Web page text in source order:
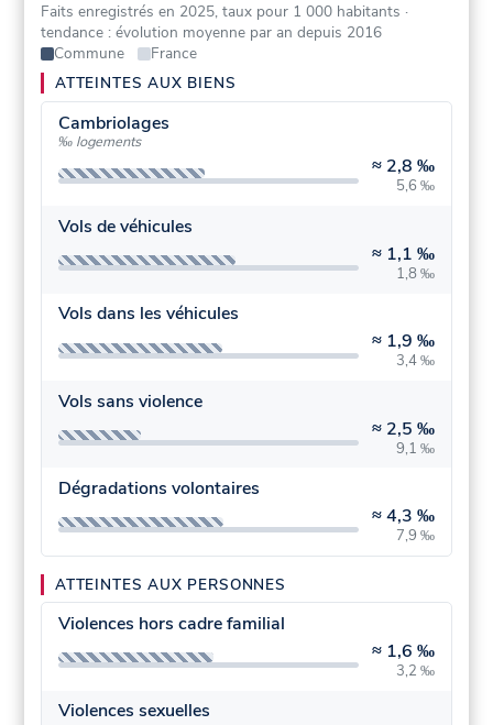
Faits enregistrés en 2025, taux pour 1 000 habitants ·
tendance : évolution moyenne par an depuis 2016
Commune
France
ATTEINTES AUX BIENS
Cambriolages
‰ logements
≈ 2,8 ‰
5,6 ‰
Vols de véhicules
≈ 1,1 ‰
1,8 ‰
Vols dans les véhicules
≈ 1,9 ‰
3,4 ‰
Vols sans violence
≈ 2,5 ‰
9,1 ‰
Dégradations volontaires
≈4,3 ‰
7,9 ‰
ATTEINTES AUX PERSONNES
Violences hors cadre familial
≈ 1,6 ‰
3,2 ‰
Violences sexuelles